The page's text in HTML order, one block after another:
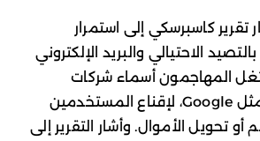
تقرير كاسبرسكي إلى استمرار
الاحتيالي والبريد الإلكتروني
المهاجمون أسماء شركات
ومنصات معروفة، مثل Google، لإقناع المستخدمين
أو تحويل الأموال. وأشار التقرير إلى